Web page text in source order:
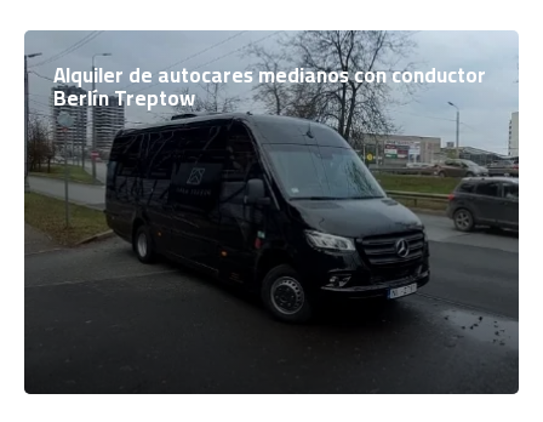
Alquiler de autocares medianos con conductor
Berlín Treptow